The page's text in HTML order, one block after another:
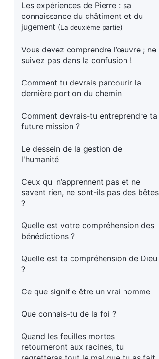
Les expériences de Pierre : sa
connaissance du châtiment et du
jugement (La deuxième partie)
Vous devez comprendre l’œuvre ; ne
suivez pas dans la confusion !
Comment tu devrais parcourir la
dernière portion du chemin
Comment devrais-tu entreprendre ta
future mission ?
Le dessein de la gestion de
l'humanité
Ceux qui n’apprennent pas et ne
savent rien, ne sont-ils pas des bêtes
?
Quelle est votre compréhension des
bénédictions ?
Quelle est ta compréhension de Dieu
?
Ce que signifie être un vrai homme
Que connais-tu de la foi ?
Quand les feuilles mortes
retourneront aux racines, tu